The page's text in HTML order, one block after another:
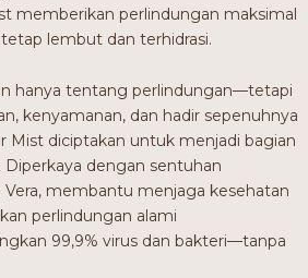
memberikan perlindungan maksimal
lembut dan terhidrasi.
hanya tentang perlindungan—tetapi
kenyamanan, dan hadir sepenuhnya
Mist diciptakan untuk menjadi bagian
Diperkaya dengan sentuhan
membantu menjaga kesehatan
perlindungan alami
99,9% virus dan bakteri—tanpa